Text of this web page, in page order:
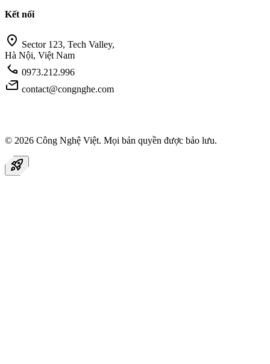
Kết nối
location_on Sector 123, Tech Valley,
Hà Nội, Việt Nam
call 0973.212.996
mail contact@congnghe.com
© 2026 Công Nghệ Việt. Mọi bản quyền được bảo lưu.
rocket_launch